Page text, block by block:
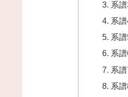
系
系
系
系
系
系